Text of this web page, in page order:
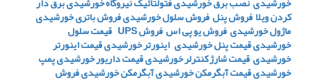
کردن ویلافروش پنلفروش سلول خورشیدیفروش باتری خورشیدی
ماژول خورشیدیفروش یو پی اسفروش UPS قیمت سلول
خورشیدیقیمت پنل خورشیدی اینورتر خورشیدیقیمت اینورتر
خورشیدیقیمت شارژ کنترلر خورشیدیقیمت داریور خورشیدیپمپ
خورشیدیقیمت آبگرمکن خورشیدیآبگرمکن خورشیدیفروش